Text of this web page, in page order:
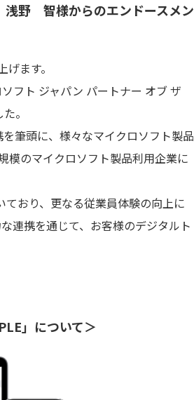
野 智様からのエンドースメン
ます。
フト ジャパン パートナー オブ ザ
。
筆頭に、様々なマイクロソフト製品
模のマイクロソフト製品利用企業に
おり、更なる従業員体験の向上に
連携を通じて、お客様のデジタルト
」について＞